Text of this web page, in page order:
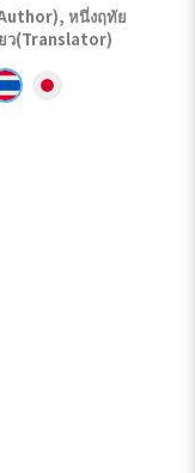
หนึ่งฤทัย
ยว(Translator)